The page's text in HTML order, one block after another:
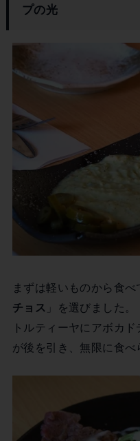
プの光
まずは軽いものから食
チョス
」を選びました。
トルティーヤにアボカ
が後を引き、無限に食べ